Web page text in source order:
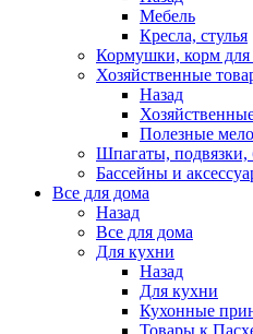
Мебель
Кресла, стулья
Кормушки, корм для
Хозяйственные
Назад
Полезные
Шпагаты, подвязки,
Бассейны и
Все для дома
Назад
Все для дома
Для кухни
Назад
Для кухни
Кухонные
Товары к